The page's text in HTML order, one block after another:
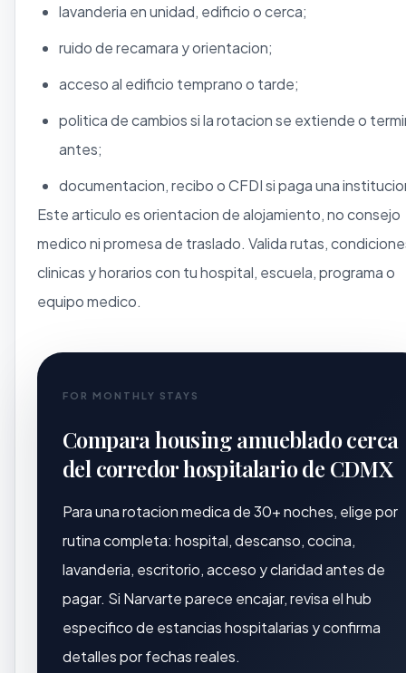
lavanderia en unidad, edificio o cerca;
ruido de recamara y orientacion;
acceso al edificio temprano o tarde;
politica de cambios si la rotacion se extiende o
antes;
documentacion, recibo o CFDI si paga una
Este articulo es orientacion de alojamiento, no consejo
medico ni promesa de traslado. Valida rutas,
clinicas y horarios con tu hospital, escuela, programa o
equipo medico.
FOR MONTHLY STAYS
Compara housing amueblado cerca
del corredor hospitalario de CDMX
Para una rotacion medica de 30+ noches, elige por
rutina completa: hospital, descanso, cocina,
lavanderia, escritorio, acceso y claridad antes de
pagar. Si Narvarte parece encajar, revisa el hub
especifico de estancias hospitalarias y confirma
detalles por fechas reales.